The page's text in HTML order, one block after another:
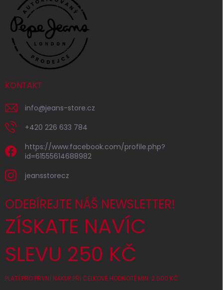
KONTAKT
info@jeans-store.cz
+420 226 633 784
https://www.facebook.com/profile.php?
id=61555614688982
jeansstorecz
ODEBÍREJTE NÁŠ NEWSLETTER!
ZÍSKATE NAVÍC
SLEVU 250 KČ
PLATÍ PRO PRVNÍ NÁKUP PŘI CELKOVÉ HODNOTĚ MIN. 2 500 KČ